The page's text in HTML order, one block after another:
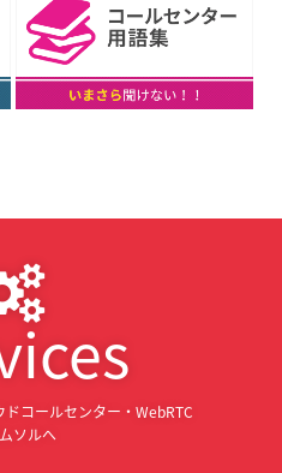
コールセンター・WebRTC
ソルへ